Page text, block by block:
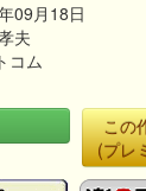
09月18日
夫
コム
この
(プレ